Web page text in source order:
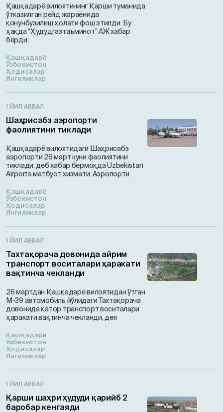
Қашқадарё вилоятининг Қарши туманида
ўтказилган рейд жараёнида
қонунбузилиш ҳолати фош этилди. Бу
ҳақда “Ҳудудгазтаъминот” АЖ хабар
берди.
Қашқадарё
Ўзбекистон
Ҳодисалар
Янгиликлар
1 ЙИЛ АВВАЛ
Шаҳрисабз аэропорти
фаолиятини тиклади
Қашқадарё вилоятидаги Шаҳрисабз
аэропорти 26 март куни фаолиятини
тиклади, деб хабар бермоқда Uzbekistan
Airports матбуот хизмати. Аэропорти
Қашқадарё
Ўзбекистон
Ҳодисалар
Янгиликлар
1 ЙИЛ АВВАЛ
Тахтақорача довонида айрим
транспорт воситалари ҳаракати
вақтинча чекланди
26 мартдан Қашқадарё вилоятидан ўтган
М-39 автомобиль йўлидаги Тахтақорача
довонида қатор транспорт воситалари
ҳаракати вақтинча чекланди, дея
Қашқадарё
Ўзбекистон
Ҳодисалар
Янгиликлар
1 ЙИЛ АВВАЛ
Қарши шаҳри ҳудуди қарийб 2
баробар кенгаяди